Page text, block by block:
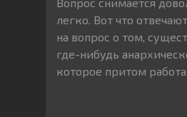
легко. Вот что отвечают
на вопрос о том,
где-нибудь
которое притом